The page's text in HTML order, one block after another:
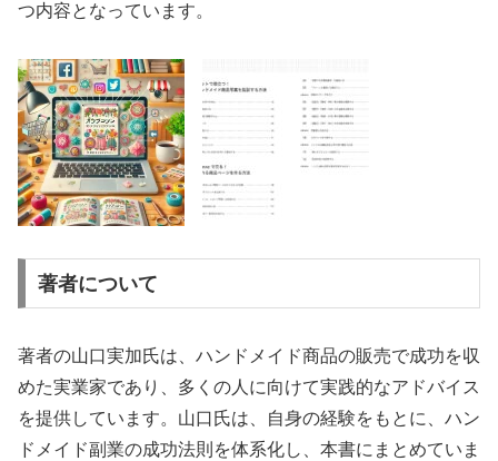
つ内容となっています。
著者について
著者の山口実加氏は、ハンドメイド商品の販売で成功を収
めた実業家であり、多くの人に向けて実践的なアドバイス
を提供しています。山口氏は、自身の経験をもとに、ハン
ドメイド副業の成功法則を体系化し、本書にまとめていま